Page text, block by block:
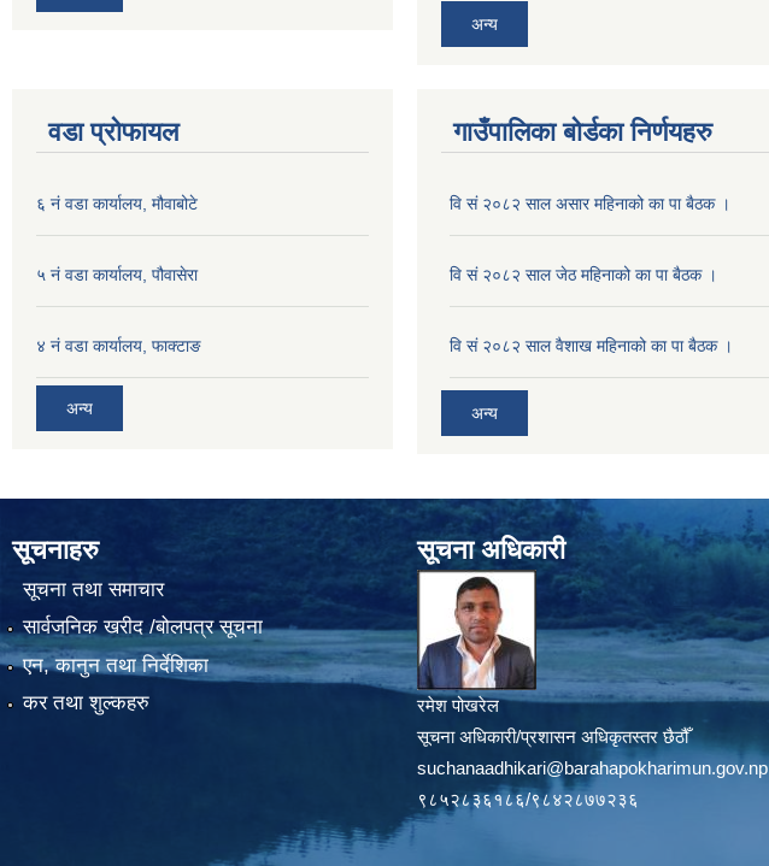
अन्य
वडा प्रोफायल
६ नं वडा कार्यालय, मौवाबोटे
५ नं वडा कार्यालय, पौवासेरा
४ नं वडा कार्यालय, फाक्टाङ
अन्य
गाउँपालिका बोर्डका निर्णयहरु
वि सं २०८२ साल असार महिनाको का पा बैठक ।
वि सं २०८२ साल जेठ महिनाको का पा बैठक ।
वि सं २०८२ साल वैशाख महिनाको का पा बैठक ।
अन्य
सूचनाहरु
सूचना तथा समाचार
सार्वजनिक खरीद /बोलपत्र सूचना
एन, कानुन तथा निर्देशिका
कर तथा शुल्कहरु
सूचना अधिकारी
रमेश पोखरेल
सूचना अधिकारी/प्रशासन अधिकृतस्तर छैठौँ
suchanaadhikari@barahapokharimun.gov.np
९८५२८३६१८६/९८४२८७७२३६